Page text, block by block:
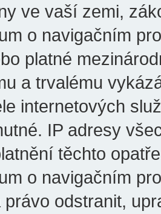
ve vaší zemi,
o navigačním
platné
a trvalému
internetových
IP adresy
těchto
o navigačním
právo odstranit,